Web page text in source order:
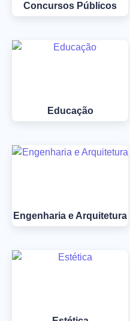
Concursos Públicos
Educação
Engenharia e Arquitetura